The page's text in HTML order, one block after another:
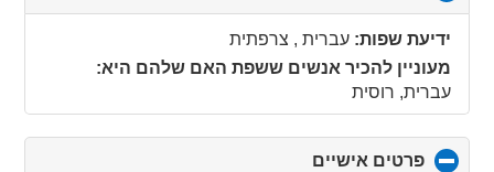
to
collapse
ידיעת שפות: עברית , צרפתית
מעוניין להכיר אנשים ששפת האם שלהם היא:
עברית, רוסית
פרטים אישיים